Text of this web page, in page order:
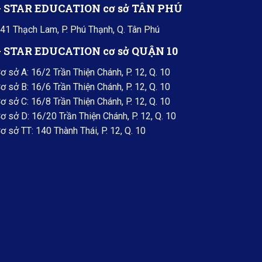
STAR EDUCATION cơ sở TÂN PHÚ
Thạch Lam, P. Phú Thạnh, Q. Tân Phú
STAR EDUCATION cơ sở QUẬN 10
sở A: 16/2 Trần Thiện Chánh, P. 12, Q. 10
sở B: 16/6 Trần Thiện Chánh, P. 12, Q. 10
sở C: 16/8 Trần Thiện Chánh, P. 12, Q. 10
sở D: 16/20 Trần Thiện Chánh, P. 12, Q. 10
sở TT: 140 Thành Thái, P. 12, Q. 10